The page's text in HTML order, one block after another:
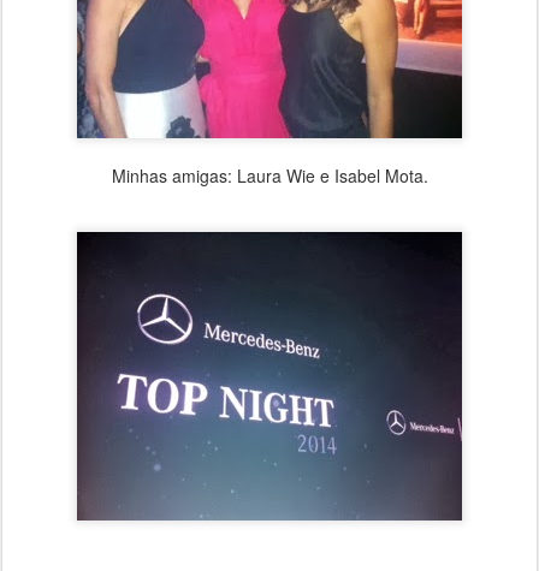
Minhas amigas: Laura Wie e Isabel Mota.